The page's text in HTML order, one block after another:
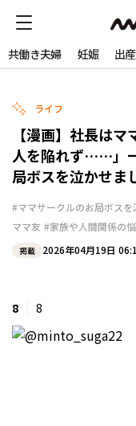
共働き夫婦 妊娠 出
ライフ
【漫画】社長は
人を陥れず……」
局ボスを泣かせま
#ママサークルのお局ボスを
ママ友 #家族や人間関係の
掲載 2026年04月19日
8 8